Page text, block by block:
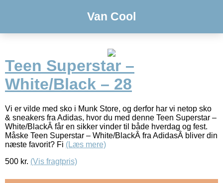
Van Cool
Teen Superstar –
White/Black – 28
Vi er vilde med sko i Munk Store, og derfor har vi netop sko
& sneakers fra Adidas, hvor du med denne Teen Superstar –
White/BlackÂ får en sikker vinder til både hverdag og fest.
Måske Teen Superstar – White/BlackÂ fra AdidasÂ bliver din
næste favorit? Fi (Læs mere)
500 kr. (Vis fragtpris)